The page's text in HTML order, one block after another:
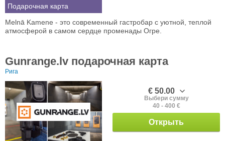
Подарочная карта
Melnā Kamene - это современный гастробар с уютной, теплой
атмосферой в самом сердце променады Огре.
Gunrange.lv подарочная карта
Рига
€ 50.00
Выбери сумму
40 - 400 €
Открыть